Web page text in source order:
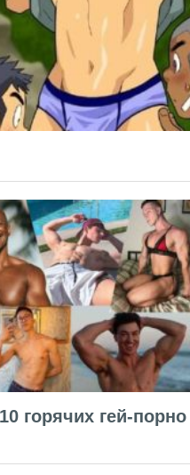
горячих гей-порно